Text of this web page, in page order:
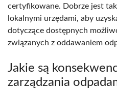
certyfikowane. Dobrze jest
lokalnymi urzędami, aby
dotyczące dostępnych
związanych z oddawaniem
Jakie są
zarządzania